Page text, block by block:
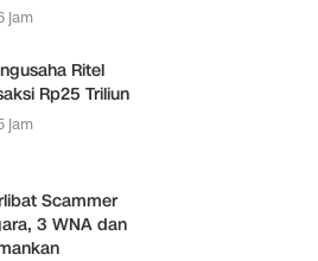
jam
Ritel
Rp25 Triliun
jam
Scammer
3 WNA dan